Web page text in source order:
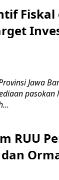
Fiskal
Provinsi Jawa
RUU